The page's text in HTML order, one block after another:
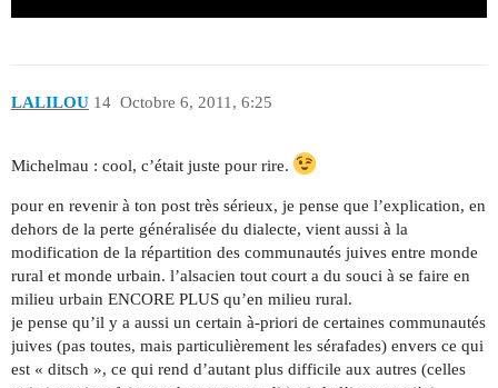
LALILOU Octobre 6, 2011, 6:25
14
Michelmau : cool, c’était juste pour rire.
pour en revenir à ton post très sérieux, je pense que l’explication, en
dehors de la perte généralisée du dialecte, vient aussi à la
modification de la répartition des communautés juives entre monde
rural et monde urbain. l’alsacien tout court a du souci à se faire en
milieu urbain ENCORE PLUS qu’en milieu rural.
je pense qu’il y a aussi un certain à-priori de certaines communautés
juives (pas toutes, mais particulièrement les sérafades) envers ce qui
est « ditsch », ce qui rend d’autant plus difficile aux autres (celles